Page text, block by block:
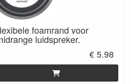
foamrand voor
luidspreker.
€ 5.98